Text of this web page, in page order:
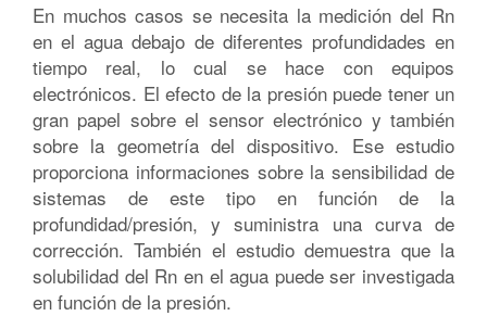
En muchos casos se necesita la medición del Rn
en el agua debajo de diferentes profundidades en
tiempo real, lo cual se hace con equipos
electrónicos. El efecto de la presión puede tener un
gran papel sobre el sensor electrónico y también
sobre la geometría del dispositivo. Ese estudio
proporciona informaciones sobre la sensibilidad de
sistemas de este tipo en función de la
profundidad/presión, y suministra una curva de
corrección. También el estudio demuestra que la
solubilidad del Rn en el agua puede ser investigada
en función de la presión.